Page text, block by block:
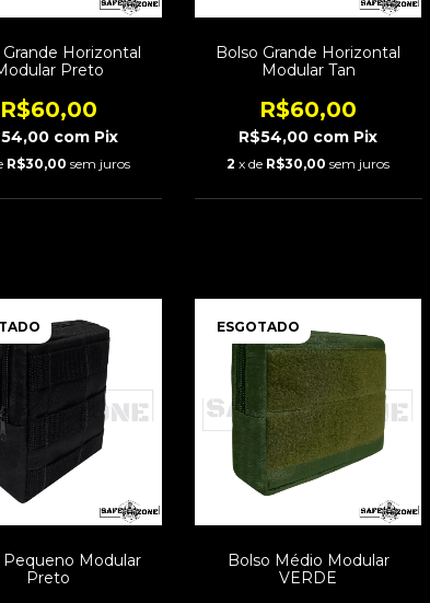
Horizontal
Preto
R$60,00
com Pix
R$30,00 sem juros
Bolso Grande Horizontal
Modular Tan
R$60,00
R$54,00 com Pix
2 x de R$30,00 sem juros
Pequeno Modular
Preto
ESGOTADO
Bolso Médio Modular
VERDE